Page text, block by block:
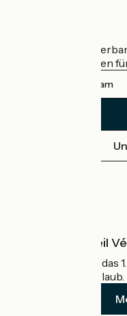
Der nationale
offizielle Leitfaden
Instagram
Was ist Accueil
Accueil Vélo ist das
Radfahrer im Urlaub.